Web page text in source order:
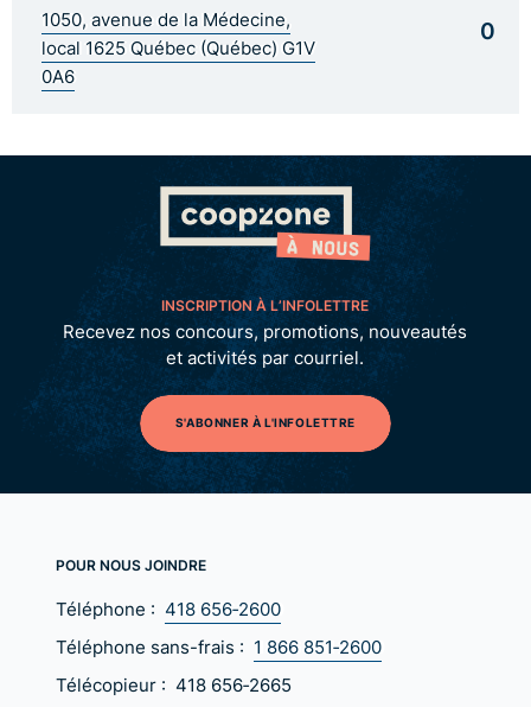
1050, avenue de la Médecine,
local 1625 Québec (Québec) G1V
0A6
0
INSCRIPTION À L’INFOLETTRE
Recevez nos concours, promotions, nouveautés
et activités par courriel.
S'ABONNER À L'INFOLETTRE
POUR NOUS JOINDRE
Téléphone : 418 656‑2600
Téléphone sans-frais : 1 866 851‑2600
Télécopieur : 418 656‑2665